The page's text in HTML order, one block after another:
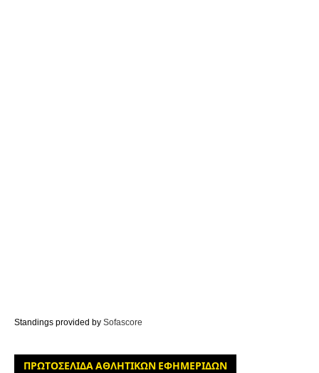
Standings provided by Sofascore
ΠΡΩΤΟΣΕΛΙΔΑ ΑΘΛΗΤΙΚΩΝ ΕΦΗΜΕΡΙΔΩΝ